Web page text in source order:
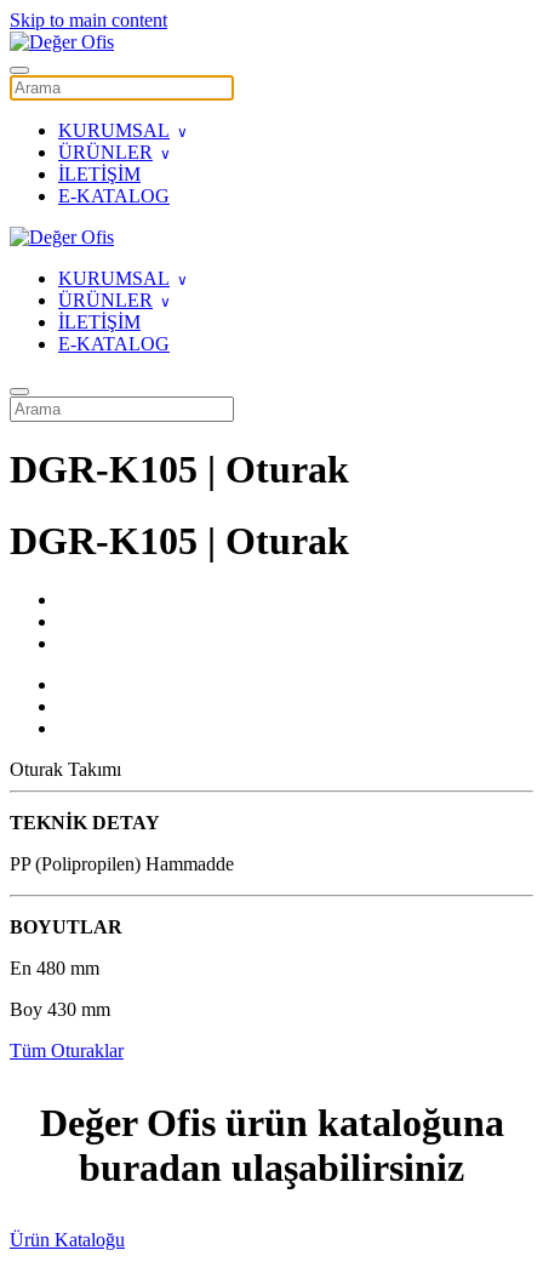
Skip to main content
KURUMSAL
ÜRÜNLER
İLETİŞİM
E-KATALOG
KURUMSAL
ÜRÜNLER
İLETİŞİM
E-KATALOG
DGR-K105 | Oturak
DGR-K105 | Oturak
Oturak Takımı
TEKNİK DETAY
PP (Polipropilen) Hammadde
BOYUTLAR
En 480 mm
Boy 430 mm
Tüm Oturaklar
Değer Ofis ürün kataloğuna
buradan ulaşabilirsiniz
Ürün Kataloğu